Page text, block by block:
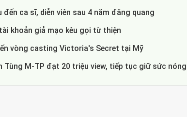
ca sĩ, diễn viên sau 4 năm đăng quang
khoản giả mạo kêu gọi từ thiện
vòng casting Victoria's Secret tại Mỹ
Tùng M-TP đạt 20 triệu view, tiếp tục giữ sức nóng